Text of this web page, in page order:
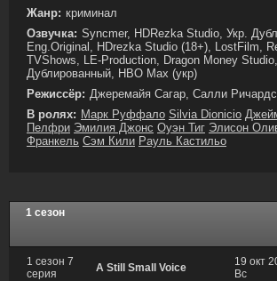
Жанр: криминал
Озвучка: Syncmer, HDRezka Studio, Укр.
Eng.Original, HDrezka Studio (18+), LostFilm,
TVShows, LE-Production, Dragon Money
Дублированный, HBO Max (укр)
Режиссёр: Джеремайя Сагар, Салли
В ролях: Марк Руффало Silvia Dionicio
Пелфри Эмилия Джонс Оуэн Тиг Элисон
Франкель Сэм Кили Рауль Кастильо
1 сезон
1 сезон 7
серия
A Still Small Voice
19 окт
Вс